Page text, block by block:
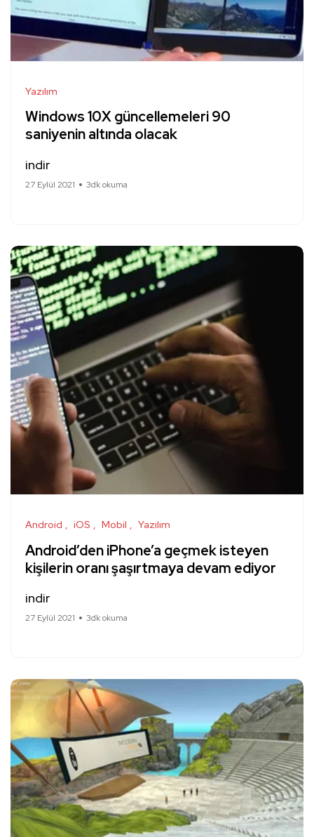
Yazılım
Windows 10X güncellemeleri 90
saniyenin altında olacak
indir
27 Eylül 2021 3dk okuma
Android iOS Mobil Yazılım
Android’den iPhone’a geçmek isteyen
kişilerin oranı şaşırtmaya devam ediyor
indir
27 Eylül 2021 3dk okuma